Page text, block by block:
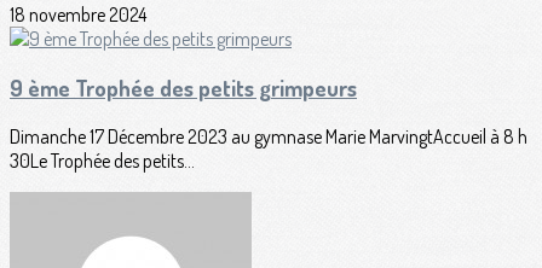
18 novembre 2024
9 ème Trophée des petits grimpeurs
Dimanche 17 Décembre 2023 au gymnase Marie MarvingtAccueil à 8 h
30Le Trophée des petits...